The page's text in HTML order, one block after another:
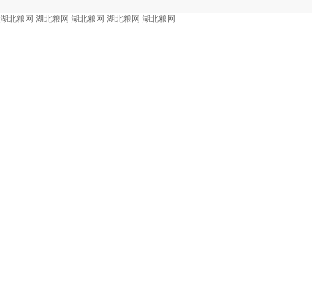
湖北粮网 湖北粮网 湖北粮网 湖北粮网 湖北粮网